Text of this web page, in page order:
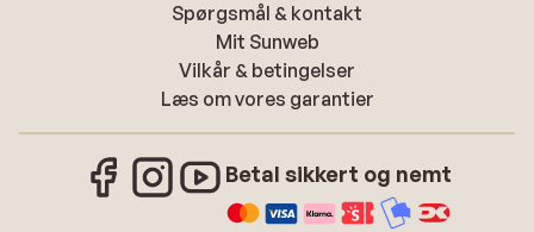
Spørgsmål & kontakt
Mit Sunweb
Vilkår & betingelser
Læs om vores garantier
Betal sikkert og nemt